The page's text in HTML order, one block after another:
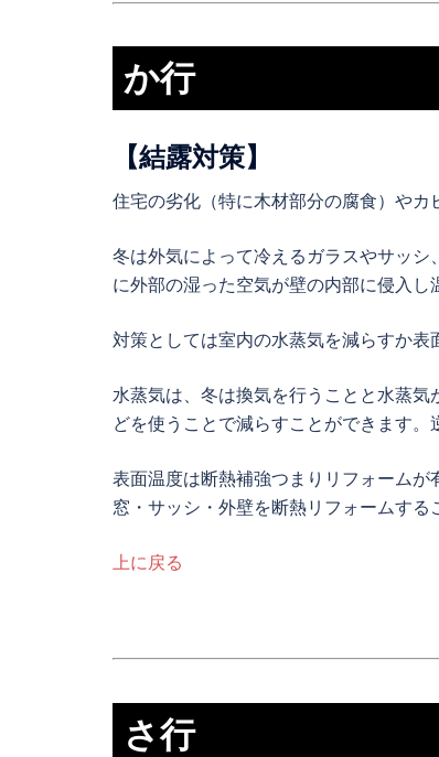
か行
【結露対策】
住宅の劣化（特に木材部分の腐食）やカ
冬は外気によって冷えるガラスやサッ
に外部の湿った空気が壁の内部に侵入し
対策としては室内の水蒸気を減らすか表
水蒸気は、冬は換気を行うことと水蒸
どを使うことで減らすことができます。
表面温度は断熱補強つまりリフォームが
窓・サッシ・外壁を断熱リフォームする
上に戻る
さ行